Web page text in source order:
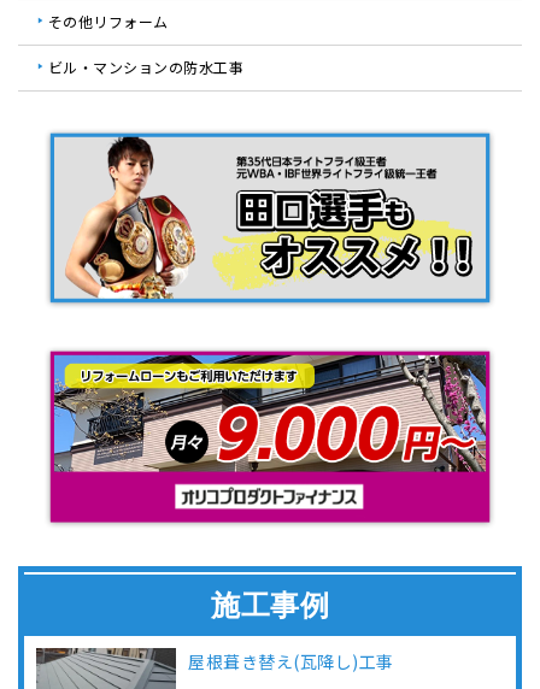
その他リフォーム
ビル・マンションの防水工事
施工事例
屋根葺き替え(瓦降し)工事